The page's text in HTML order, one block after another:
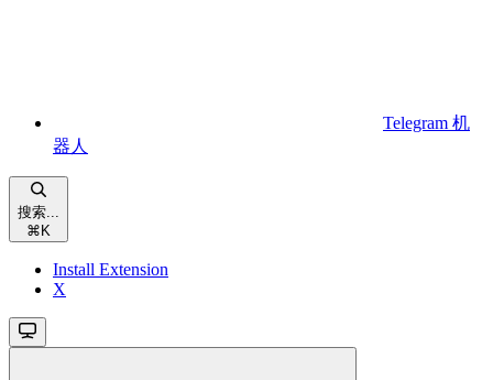
Telegram 机
器人
搜索...
⌘ K
Install Extension
X